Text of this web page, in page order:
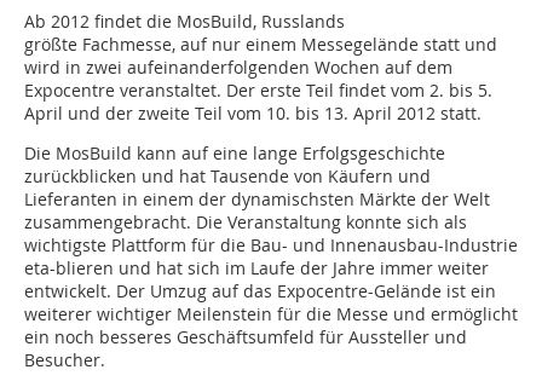
Ab 2012 findet die ­MosBuild, ­Russlands
größte Fachmesse, auf nur einem Messegelände statt und
wird in zwei aufeinanderfolgenden Wochen auf dem
Expocentre veranstaltet. Der erste Teil findet vom 2. bis 5.
April und der zweite Teil vom 10. bis 13. April 2012 statt.
Die MosBuild kann auf eine lange Erfolgsgeschichte
zurückblicken und hat Tausende von Käufern und
Lieferanten in einem der ­dynamischsten Märkte der Welt
zusammengebracht. Die Veranstaltung konnte sich als
wichtigste Plattform für die Bau- und Innenausbau-Industrie
eta-blieren und hat sich im Laufe der Jahre immer weiter
entwickelt. Der Umzug auf das Expocentre-Gelände ist ein
weiterer wichtiger Meilenstein für die Messe und ermöglicht
ein noch besseres Geschäftsumfeld für Aussteller und
Besucher.